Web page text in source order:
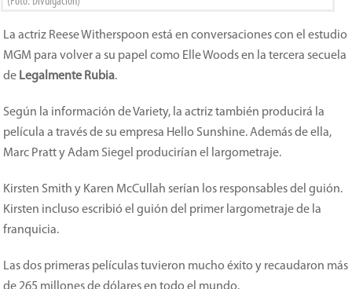
La actriz Reese Witherspoon está en conversaciones con el estudio
MGM para volver a su papel como Elle Woods en la tercera secuela
de Legalmente Rubia.
Según la información de Variety, la actriz también producirá la
película a través de su empresa Hello Sunshine. Además de ella,
Marc Pratt y Adam Siegel producirían el largometraje.
Kirsten Smith y Karen McCullah serían los responsables del guión.
Kirsten incluso escribió el guión del primer largometraje de la
franquicia.
Las dos primeras películas tuvieron mucho éxito y recaudaron más